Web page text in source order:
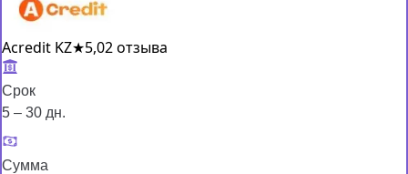
Acredit KZ★5,02 отзыва
Срок
5 – 30 дн.
Сумма